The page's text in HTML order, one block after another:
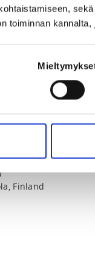
toiminnan
on mahdollisuus
osallistuja SAA ITSE
at 23:59
Finland